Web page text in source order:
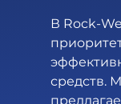
В Rock-
средств.